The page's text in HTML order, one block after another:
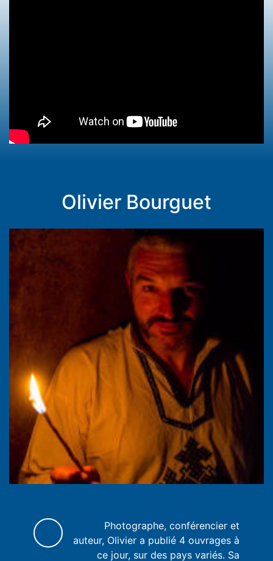
Olivier Bourguet
Photographe, conférencier et
auteur, Olivier a publié 4 ouvrages à
ce jour, sur des pays variés. Sa